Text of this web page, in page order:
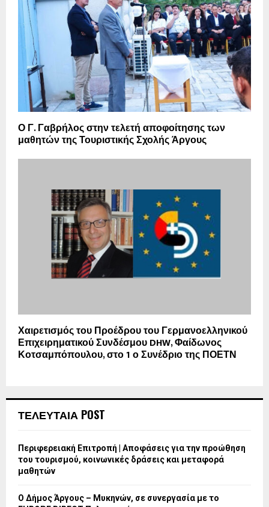
Ο Γ. Γαβρήλος στην τελετή αποφοίτησης των
μαθητών της Τουριστικής Σχολής Άργους
Χαιρετισμός του Προέδρου του Γερμανοελληνικού
Επιχειρηματικού Συνδέσμου DHW, Φαίδωνος
Κοτσαμπόπουλου, στο 1 ο Συνέδριο της ΠΟΕΤΝ
ΤΕΛΕΥΤΑΙΑ POST
Περιφερειακή Επιτροπή | Αποφάσεις για την προώθηση
του τουρισμού, κοινωνικές δράσεις και μεταφορά
μαθητών
Ο Δήμος Άργους – Μυκηνών, σε συνεργασία με το